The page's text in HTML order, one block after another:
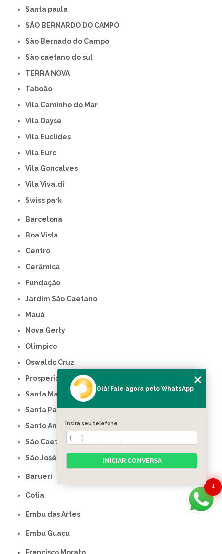
Santa paula
SÃO BERNARDO DO CAMPO
São Bernado do Campo
São caetano do sul
TERRA NOVA
Taboão
Vila Caminho do Mar
Vila Dayse
Vila Euclides
Vila Euro
Vila Gonçalves
Vila Vivaldi
swiss park
Barcelona
Boa Vista
Centro
Cerâmica
Fundação
Jardim São Caetano
Mauá
Nova Gerty
Olímpico
Oswaldo Cruz
Prosperidade
Santa Maria
Santa Paula
Santo Antônio
São Caetano do Sul
São José
Barueri
Cotia
Embu das Artes
Embu Guaçu
Francisco Morato
1
Olá! Fale agora pelo WhatsApp
Insira seu telefone
INICIAR CONVERSA